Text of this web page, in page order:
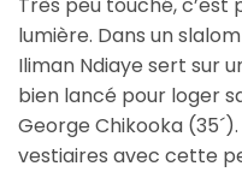
lumière. Dans un
Iliman Ndiaye sert sur
bien lancé pour loger
George Chikooka (35´).
vestiaires avec cette